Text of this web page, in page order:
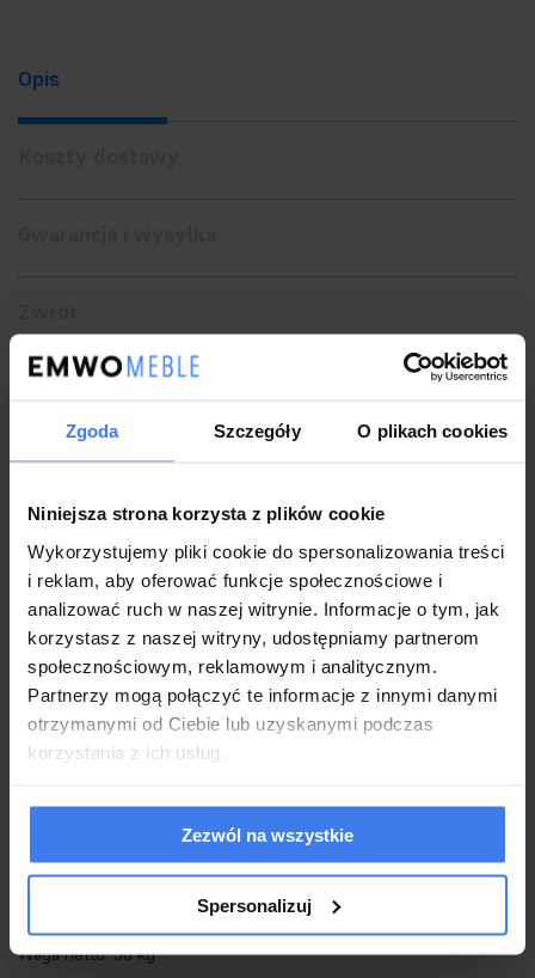
Zgoda Szczegóły O plikach cookies
Niniejsza strona korzysta z plików cookie
Wykorzystujemy pliki cookie do spersonalizowania treści
i reklam, aby oferować funkcje społecznościowe i
analizować ruch w naszej witrynie. Informacje o tym, jak
korzystasz z naszej witryny, udostępniamy partnerom
społecznościowym, reklamowym i analitycznym.
Partnerzy mogą połączyć te informacje z innymi danymi
otrzymanymi od Ciebie lub uzyskanymi podczas
korzystania z ich usług.
Zezwól na wszystkie
Spersonalizuj
Opis
Stworzona w wyniku połączenia stali oraz kryształów z całą
pewnością będzie przyciągała wzrok.
Niesamowity kształt i większe wymiary doskonale sprawdzą się w
salonie czy antresoli.
Polecamy zapoznać się z całą wyjątkową kolekcją Wave.
Światło: LED 115 W / 9200 lm / 3000 K
Klosz: wys. 185 cm / szer. 100 cm / gł. 100 cm
Mocowanie: wys. 6,5 cm / śr. 80 cm
Przewód: 190 cm
Montaż: instalacja sufitowa
Waga netto: 30 kg